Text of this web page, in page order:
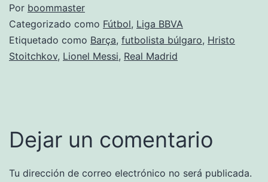
Por boommaster
Categorizado como Fútbol, Liga BBVA
Etiquetado como Barça, futbolista búlgaro, Hristo
Stoitchkov, Lionel Messi, Real Madrid
Dejar un comentario
Tu dirección de correo electrónico no será publicada.